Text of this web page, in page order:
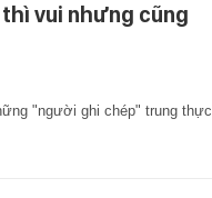
vui nhưng cũng
"người ghi chép" trung thực